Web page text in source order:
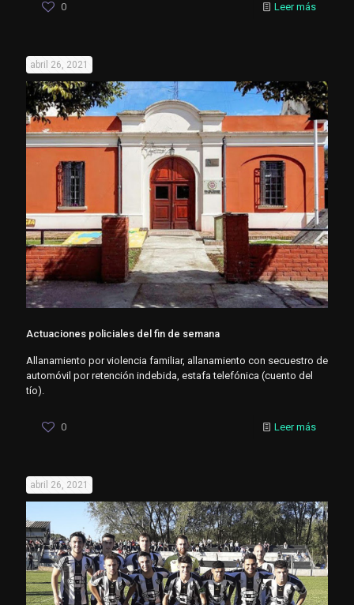
0 Leer más
abril 26, 2021
Actuaciones policiales del fin de semana
Allanamiento por violencia familiar, allanamiento con secuestro de
automóvil por retención indebida, estafa telefónica (cuento del
tío).
0 Leer más
abril 26, 2021